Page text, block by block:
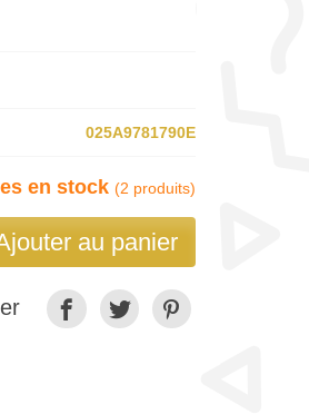
025A9781790E
en stock (2 produits)
au panier